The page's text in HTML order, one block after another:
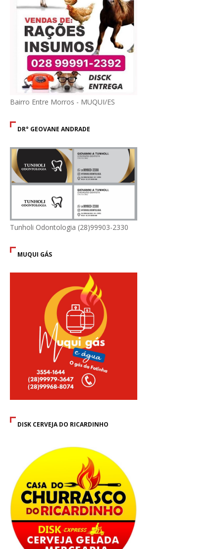
Bairro Entre Morros - MUQUI/ES
DR° GEOVANE ANDRADE
Tunholi Odontologia (28)99903-2330
MUQUI GÁS
DISK CERVEJA DO RICARDINHO